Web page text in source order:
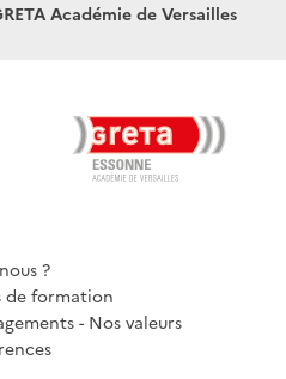
Académie de Versailles
?
de formation
- Nos valeurs